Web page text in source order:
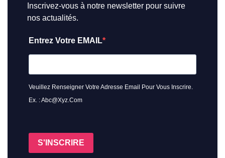
Inscrivez-vous à notre newsletter pour suivre
nos actualités.
Entrez Votre EMAIL
Veuillez Renseigner Votre Adresse Email Pour Vous Inscrire.
Ex. : Abc@xyz.com
S'INSCRIRE